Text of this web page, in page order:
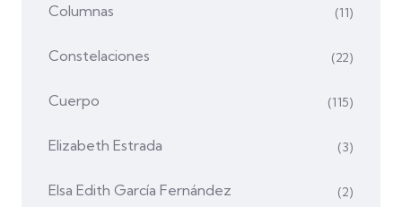
Columnas (11)
Constelaciones (22)
Cuerpo (115)
Elizabeth Estrada (3)
Elsa Edith García Fernández (2)